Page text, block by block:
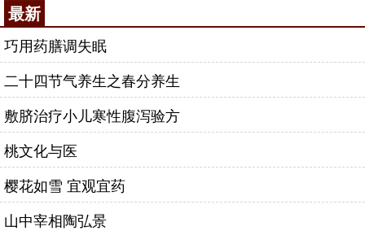
最新
巧用药膳调失眠
二十四节气养生之春分养生
敷脐治疗小儿寒性腹泻验方
桃文化与医
樱花如雪 宜观宜药
山中宰相陶弘景